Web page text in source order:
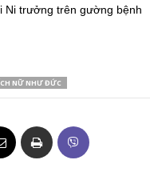
trưởng trên gường bệnh
NỮ NHƯ ĐỨC